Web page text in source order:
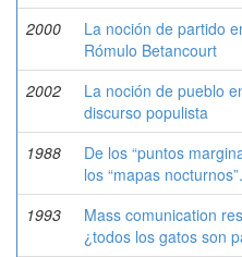
2000
La noción de partido
Rómulo Betancourt
2002
La noción de pueblo
discurso populista
1988
De los “puntos
los “mapas nocturnos”.
1993
Mass comunication
¿todos los gatos son